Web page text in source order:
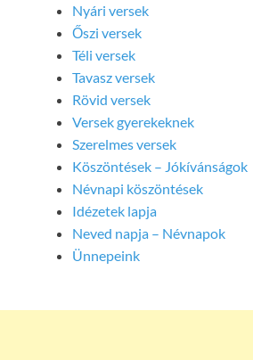
Nyári versek
Őszi versek
Téli versek
Tavasz versek
Rövid versek
Versek gyerekeknek
Szerelmes versek
Köszöntések – Jókívánságok
Névnapi köszöntések
Idézetek lapja
Neved napja – Névnapok
Ünnepeink